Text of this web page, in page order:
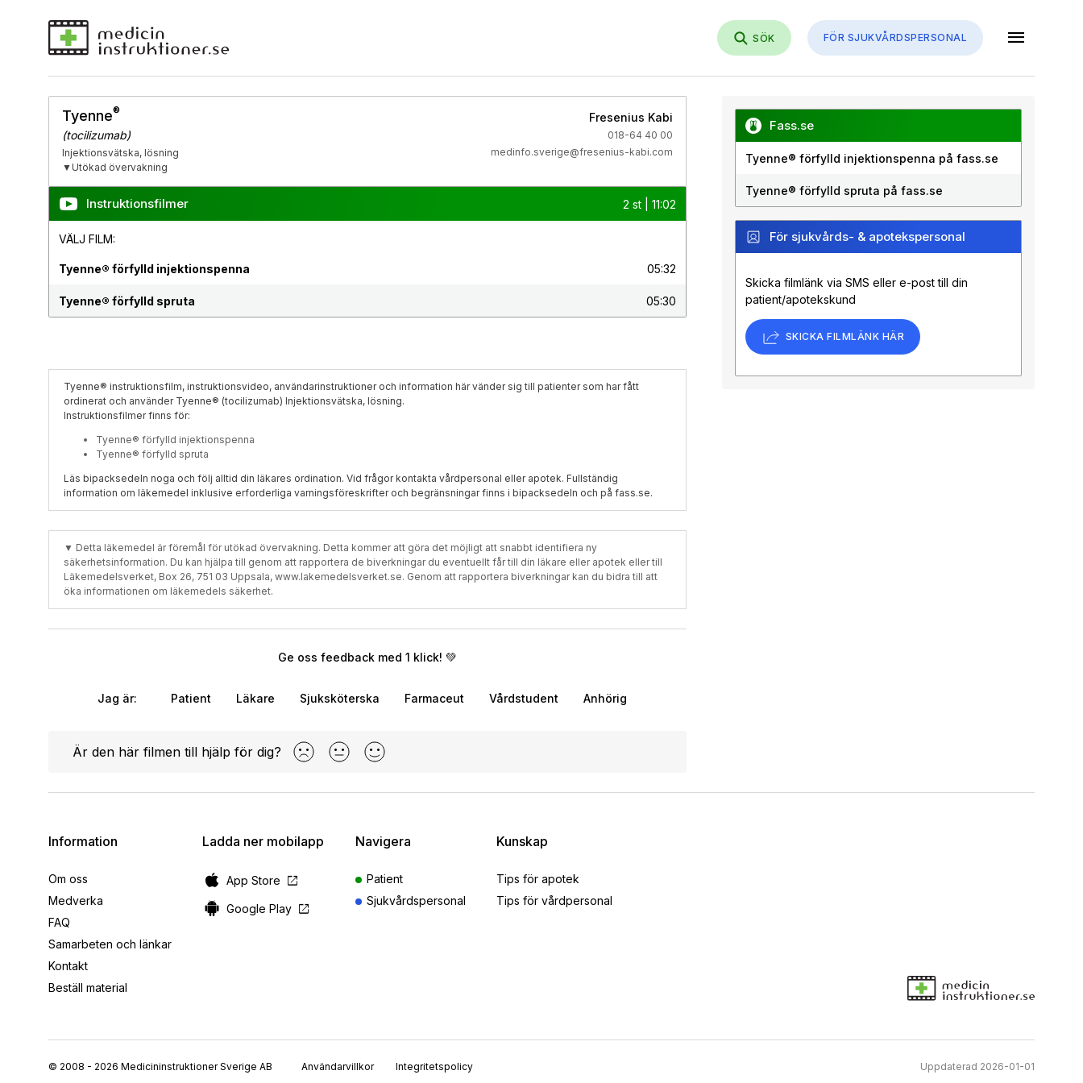
SÖK FÖR SJUKVÅRDSPERSONAL menu
Tyenne®
(tocilizumab)
Injektionsvätska, lösning
▼Utökad övervakning
Fresenius Kabi
018-64 40 00
medinfo.sverige@fresenius-kabi.com
Instruktionsfilmer 2 st | 11:02
VÄLJ FILM:
Tyenne® förfylld injektionspenna 05:32
Tyenne® förfylld spruta 05:30
Fass.se
Tyenne® förfylld injektionspenna på fass.se
Tyenne® förfylld spruta på fass.se
För sjukvårds- & apotekspersonal
Skicka filmlänk via SMS eller e-post till din
patient/apotekskund
SKICKA FILMLÄNK HÄR
Tyenne® instruktionsfilm, instruktionsvideo, användarinstruktioner och information här vänder sig till patienter som har fått
ordinerat och använder Tyenne® (tocilizumab) Injektionsvätska, lösning.
Instruktionsfilmer finns för:
Tyenne® förfylld injektionspenna
Tyenne® förfylld spruta
Läs bipacksedeln noga och följ alltid din läkares ordination. Vid frågor kontakta vårdpersonal eller apotek. Fullständig
information om läkemedel inklusive erforderliga varningsföreskrifter och begränsningar finns i bipacksedeln och på fass.se.
▼ Detta läkemedel är föremål för utökad övervakning. Detta kommer att göra det möjligt att snabbt identifiera ny
säkerhetsinformation. Du kan hjälpa till genom att rapportera de biverkningar du eventuellt får till din läkare eller apotek eller till
Läkemedelsverket, Box 26, 751 03 Uppsala, www.lakemedelsverket.se. Genom att rapportera biverkningar kan du bidra till att
öka informationen om läkemedels säkerhet.
Ge oss feedback med 1 klick! 💚
Jag är: Patient Läkare Sjuksköterska Farmaceut Vårdstudent Anhörig
Är den här filmen till hjälp för dig?
Information
Om oss
Medverka
FAQ
Samarbeten och länkar
Kontakt
Beställ material
Ladda ner mobilapp
App Store open_in_new
Google Play open_in_new
Navigera
Patient
Sjukvårdspersonal
Kunskap
Tips för apotek
Tips för vårdpersonal
© 2008 - 2026 Medicininstruktioner Sverige AB Användarvillkor Integritetspolicy Uppdaterad 2026-01-01